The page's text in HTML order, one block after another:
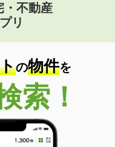
・不動産
リ
の物件を
索！